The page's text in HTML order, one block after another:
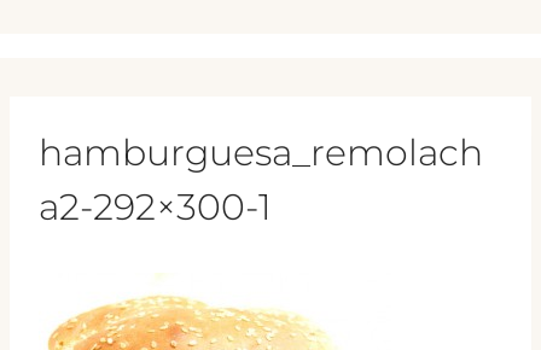
hamburguesa_remolach
a2-292×300-1